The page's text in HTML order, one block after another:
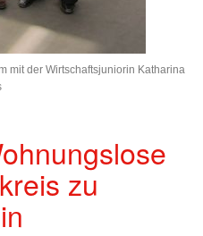
mit der Wirtschaftsjuniorin Katharina
zu